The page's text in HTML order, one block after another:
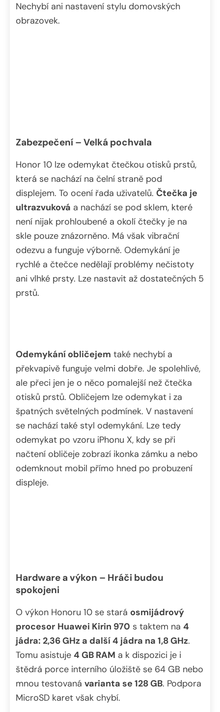
Nechybí ani nastavení stylu domovských
obrazovek.
Zabezpečení – Velká pochvala
Honor 10 lze odemykat čtečkou otisků prstů,
která se nachází na čelní straně pod
displejem. To ocení řada uživatelů. Čtečka je
ultrazvuková a nachází se pod sklem, které
není nijak prohloubené a okolí čtečky je na
skle pouze znázorněno. Má však vibrační
odezvu a funguje výborně. Odemykání je
rychlé a čtečce nedělají problémy nečistoty
ani vlhké prsty. Lze nastavit až dostatečných 5
prstů.
Odemykání obličejem také nechybí a
překvapivě funguje velmi dobře. Je spolehlivé,
ale přeci jen je o něco pomalejší než čtečka
otisků prstů. Obličejem lze odemykat i za
špatných světelných podmínek. V nastavení
se nachází také styl odemykání. Lze tedy
odemykat po vzoru iPhonu X, kdy se při
načtení obličeje zobrazí ikonka zámku a nebo
odemknout mobil přímo hned po probuzení
displeje.
Hardware a výkon – Hráči budou
spokojeni
O výkon Honoru 10 se stará osmijádrový
procesor Huawei Kirin 970 s taktem na 4
jádra: 2,36 GHz a další 4 jádra na 1,8 GHz.
Tomu asistuje 4 GB RAM a k dispozici je i
štědrá porce interního úložiště se 64 GB nebo
mnou testovaná varianta se 128 GB. Podpora
MicroSD karet však chybí.